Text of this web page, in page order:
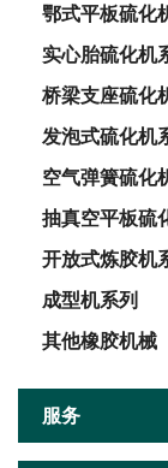
鄂式平板硫化
实心胎硫化机
桥梁支座硫化
发泡式硫化机
空气弹簧硫化
抽真空平板硫
开放式炼胶机
成型机系列
其他橡胶机械
服务